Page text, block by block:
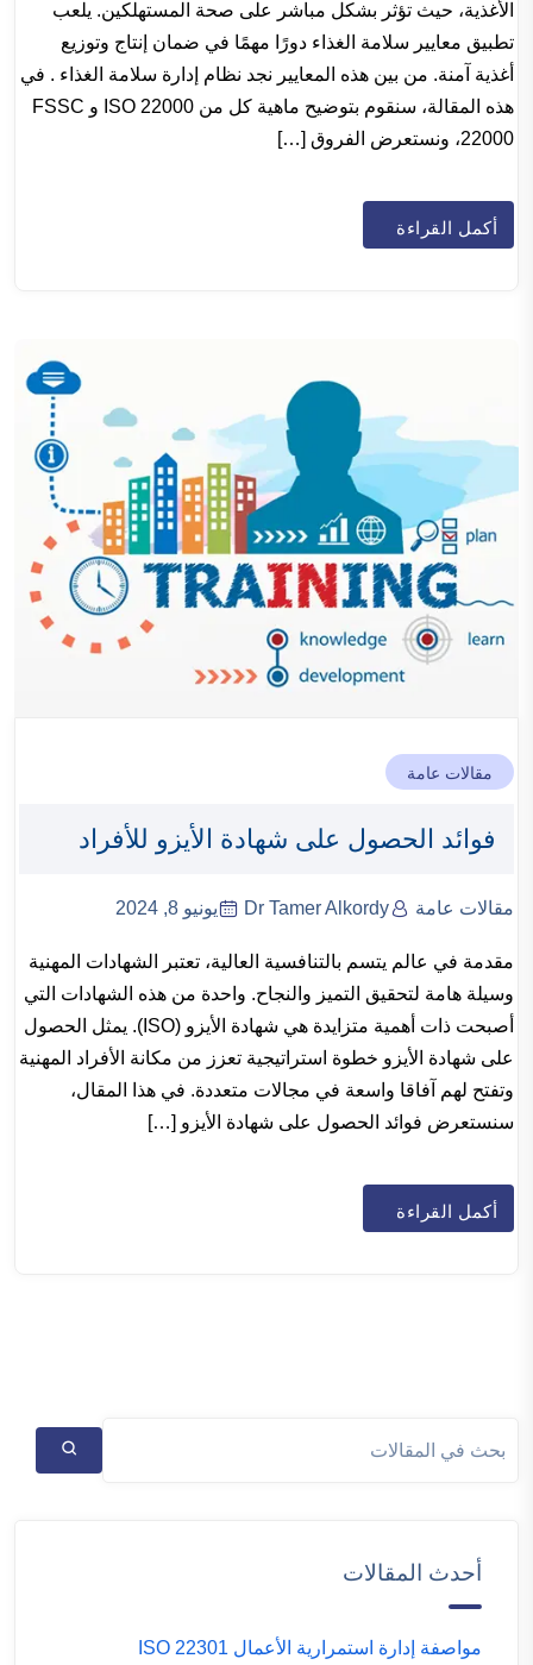
الأغذية، حيث تؤثر بشكل مباشر على صحة المستهلكين. يلعب
تطبيق معايير سلامة الغذاء دورًا مهمًا في ضمان إنتاج وتوزيع
أغذية آمنة. من بين هذه المعايير نجد نظام إدارة سلامة الغذاء . في
هذه المقالة، سنقوم بتوضيح ماهية كل من ISO 22000 و FSSC
22000، ونستعرض الفروق […]
أكمل القراءة
مقالات عامة
فوائد الحصول على شهادة الأيزو للأفراد
مقالات عامة Dr Tamer Alkordy يونيو 8, 2024
مقدمة في عالم يتسم بالتنافسية العالية، تعتبر الشهادات المهنية
وسيلة هامة لتحقيق التميز والنجاح. واحدة من هذه الشهادات التي
أصبحت ذات أهمية متزايدة هي شهادة الأيزو (ISO). يمثل الحصول
على شهادة الأيزو خطوة استراتيجية تعزز من مكانة الأفراد المهنية
وتفتح لهم آفاقا واسعة في مجالات متعددة. في هذا المقال،
سنستعرض فوائد الحصول على شهادة الأيزو […]
أكمل القراءة
أحدث المقالات
مواصفة إدارة استمرارية الأعمال ISO 22301